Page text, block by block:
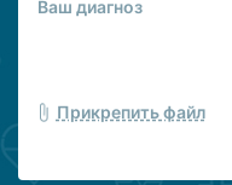
Прикрепить файл